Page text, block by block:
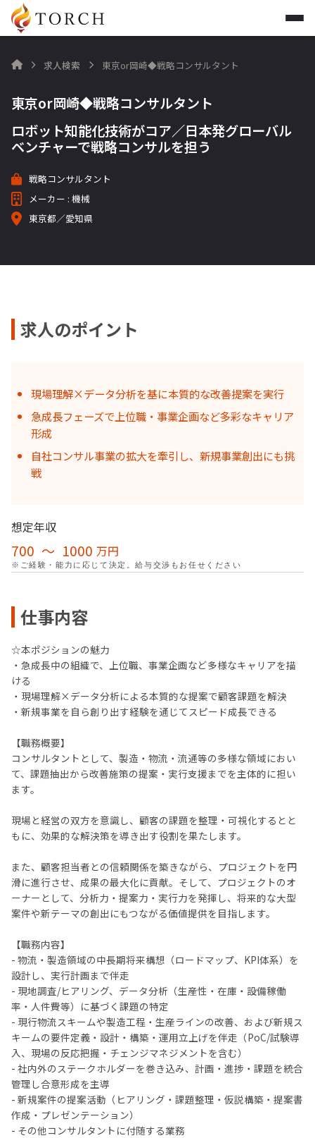
 求人検索 東京or岡崎◆戦略コンサルタント
東京or岡崎◆戦略コンサルタント
ロボット知能化技術がコア／日本発グローバル
ベンチャーで戦略コンサルを担う
戦略コンサルタント
メーカー : 機械
東京都／愛知県
求人のポイント
現場理解×データ分析を基に本質的な改善提案を実行
急成長フェーズで上位職・事業企画など多彩なキャリア
形成
自社コンサル事業の拡大を牽引し、新規事業創出にも挑
戦
想定年収
700 〜 1000 万円
※ご経験・能力に応じて決定。給与交渉もお任せください
仕事内容
☆本ポジションの魅力
・急成長中の組織で、上位職、事業企画など多様なキャリアを描
ける
・現場理解×データ分析による本質的な提案で顧客課題を解決
・新規事業を自ら創り出す経験を通じてスピード成長できる
【職務概要】
コンサルタントとして、製造・物流・流通等の多様な領域におい
て、課題抽出から改善施策の提案・実行支援までを主体的に担い
ます。
現場と経営の双方を意識し、顧客の課題を整理・可視化するとと
もに、効果的な解決策を導き出す役割を果たします。
また、顧客担当者との信頼関係を築きながら、プロジェクトを円
滑に進行させ、成果の最大化に貢献。そして、プロジェクトのオ
ーナーとして、分析力・提案力・実行力を発揮し、将来的な大型
案件や新テーマの創出にもつながる価値提供を目指します。
【職務内容】
- 物流・製造領域の中長期将来構想（ロードマップ、KPI体系）を
設計し、実行計画まで伴走
- 現地調査/ヒアリング、データ分析（生産性・在庫・設備稼働
率・人件費等）に基づく課題の特定
- 現行物流スキームや製造工程・生産ラインの改善、および新規ス
キームの要件定義・設計・構築・運用立上げを伴走（PoC/試験導
入、現場の反応把握・チェンジマネジメントを含む）
- 社内外のステークホルダーを巻き込み、計画・進捗・課題を統合
管理し合意形成を主導
- 新規案件の提案活動（ヒアリング・課題整理・仮説構築・提案書
作成・プレゼンテーション）
- その他コンサルタントに付随する業務